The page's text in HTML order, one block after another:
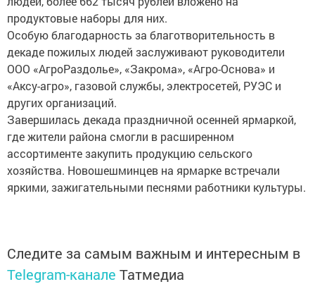
продуктовые наборы для них.
Особую благодарность за благотворительность в
декаде пожилых людей заслуживают руководители
ООО «АгроРаздолье», «Закрома», «Агро-Основа» и
«Аксу-агро», газовой службы, электросетей, РУЭС и
других организаций.
Завершилась декада праздничной осенней ярмаркой,
где жители района смогли в расширенном
ассортименте закупить продукцию сельского
хозяйства. Новошешминцев на ярмарке встречали
яркими, зажигательными песнями работники культуры.
Следите за самым важным и интересным в
Telegram-канале Татмедиа